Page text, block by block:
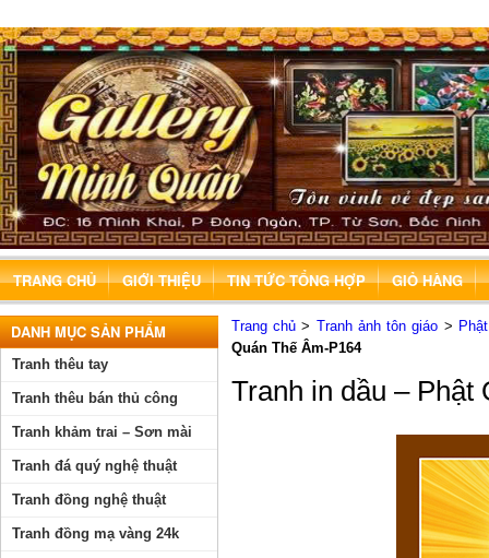
TRANG CHỦ GIỚI THIỆU TIN TỨC TỔNG HỢP GIỎ HÀNG
Trang chủ > Tranh ảnh tôn giáo >
Quán Thế Âm-P164
Tranh in dầu – Phật
DANH MỤC SẢN PHẨM
Tranh thêu tay
Tranh thêu bán thủ công
Tranh khảm trai – Sơn mài
Tranh đá quý nghệ thuật
Tranh đồng nghệ thuật
Tranh đồng mạ vàng 24k